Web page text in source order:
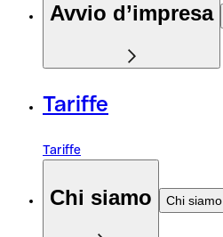
Avvio d’impresa
Tariffe
Tariffe
Chi siamo Chi siamo